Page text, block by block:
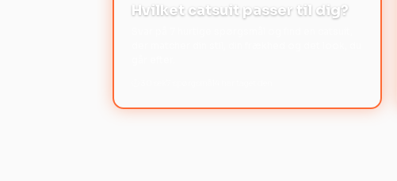
Hvilket catsuit passer til dig?